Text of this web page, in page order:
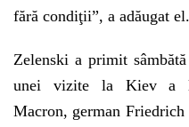
fără condiţii”, a adăugat el.
Zelenski a primit
unei vizite la Kiev a
Macron, german